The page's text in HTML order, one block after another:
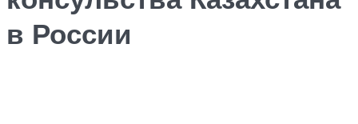
в России